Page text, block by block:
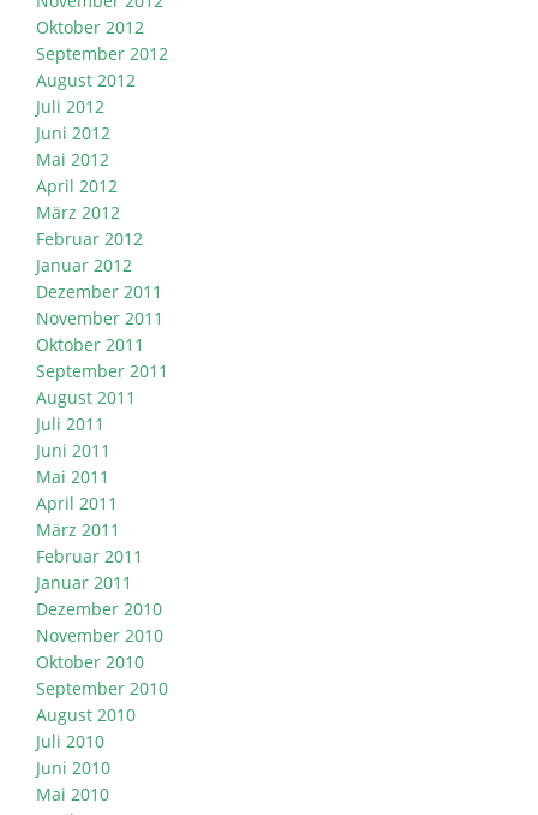
Oktober 2012
September 2012
August 2012
Juli 2012
Juni 2012
Mai 2012
April 2012
März 2012
Februar 2012
Januar 2012
Dezember 2011
November 2011
Oktober 2011
September 2011
August 2011
Juli 2011
Juni 2011
Mai 2011
April 2011
März 2011
Februar 2011
Januar 2011
Dezember 2010
November 2010
Oktober 2010
September 2010
August 2010
Juli 2010
Juni 2010
Mai 2010